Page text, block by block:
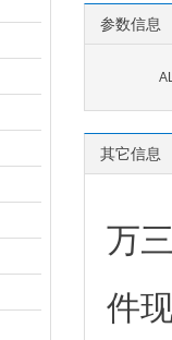
参数信息
其它信息
万
件